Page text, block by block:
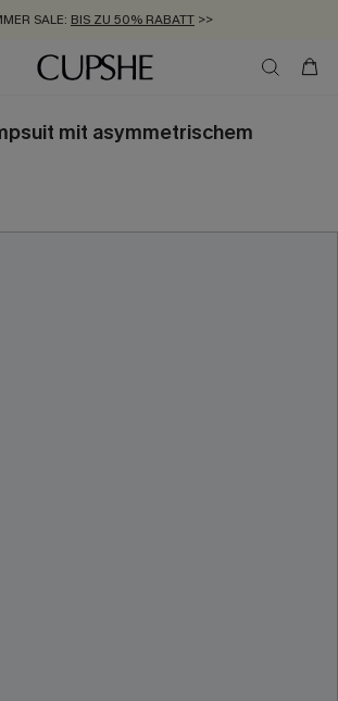
SALE: BIS ZU 50% RABATT >>
BIS ZU -20% EXTRA ERHALTEN
VERSAND AB 89 €
mit asymmetrischem